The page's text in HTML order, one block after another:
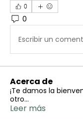
0
0
Escribir un
Acerca de
¡Te damos la
otro...
Leer más